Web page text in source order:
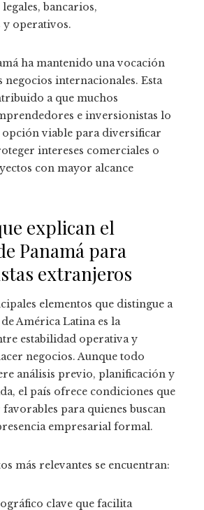
bancarios,
operativos.
ha mantenido una vocación
negocios internacionales. Esta
a que muchos
e inversionistas lo
opción viable para diversificar
intereses comerciales o
con mayor alcance
explican el
Panamá para
extranjeros
elementos que distingue a
América Latina es la
estabilidad operativa y
negocios. Aunque todo
análisis previo, planificación y
el país ofrece condiciones que
para quienes buscan
empresarial formal.
más relevantes se encuentran:
clave que facilita